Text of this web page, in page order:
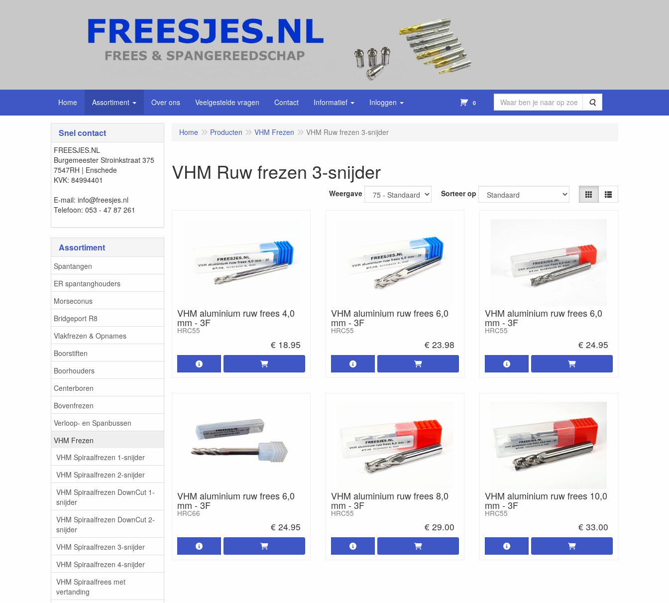
Home Assortiment Over ons Veelgestelde vragen Contact Informatief Inloggen Zoeken
0
Snel contact
FREESJES.NL
Burgemeester Stroinkstraat 375
7547RH | Enschede
KVK: 84994401
E-mail: info@freesjes.nl
Telefoon: 053 - 47 87 261
Assortiment
Spantangen
ER spantanghouders
Morseconus
Bridgeport R8
Vlakfrezen & Opnames
Boorstiften
Boorhouders
Centerboren
Bovenfrezen
Verloop- en Spanbussen
VHM Frezen
VHM Spiraalfrezen 1-snijder
VHM Spiraalfrezen 2-snijder
VHM Spiraalfrezen DownCut 1-
snijder
VHM Spiraalfrezen DownCut 2-
snijder
VHM Spiraalfrezen 3-snijder
VHM Spiraalfrezen 4-snijder
VHM Spiraalfrees met
vertanding
Home Producten VHM Frezen VHM Ruw frezen 3-snijder
VHM Ruw frezen 3-snijder
Weergave Sorteer op
VHM aluminium ruw frees 4,0
mm - 3F
HRC55
€ 18.95
VHM aluminium ruw frees 6,0
mm - 3F
HRC55
€ 23.98
VHM aluminium ruw frees 6,0
mm - 3F
HRC55
€ 24.95
VHM aluminium ruw frees 6,0
mm - 3F
HRC66
€ 24.95
VHM aluminium ruw frees 8,0
mm - 3F
HRC55
€ 29.00
VHM aluminium ruw frees 10,0
mm - 3F
HRC55
€ 33.00